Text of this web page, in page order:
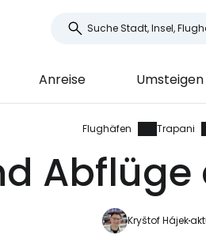
Anreise Umsteigen
Flughäfen Trapani
Kryštof Hájek